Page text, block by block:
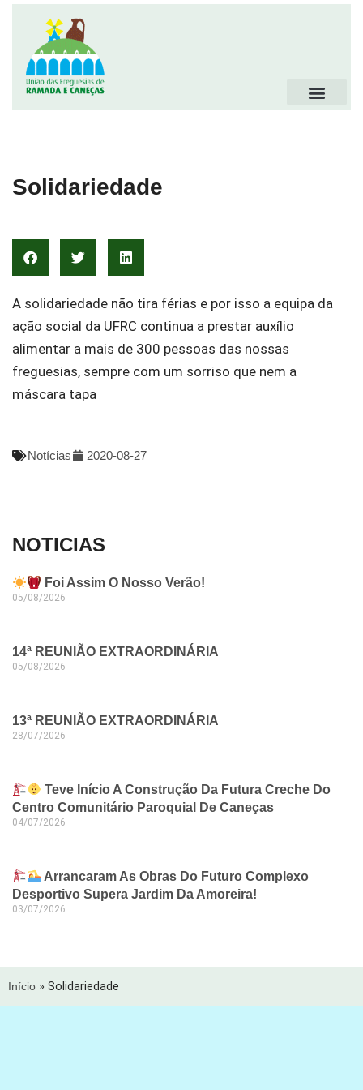
Solidariedade
A solidariedade não tira férias e por isso a equipa da
ação social da UFRC continua a prestar auxílio
alimentar a mais de 300 pessoas das nossas
freguesias, sempre com um sorriso que nem a
máscara tapa
Notícias 2020-08-27
NOTICIAS
Foi Assim O Nosso Verão!
05/08/2026
14ª REUNIÃO EXTRAORDINÁRIA
05/08/2026
13ª REUNIÃO EXTRAORDINÁRIA
28/07/2026
Teve Início A Construção Da Futura Creche Do
Centro Comunitário Paroquial De Caneças
04/07/2026
Arrancaram As Obras Do Futuro Complexo
Desportivo Supera Jardim Da Amoreira!
03/07/2026
Início » Solidariedade